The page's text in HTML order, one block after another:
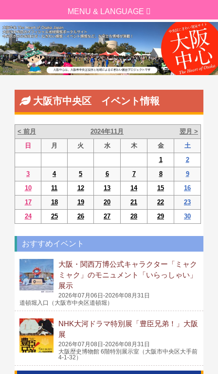
大阪市中央区 イベント情報
< 前月 2024年11月
翌月 >
日
月 火 水 木 金
土
1
2
3
4 5 6 7 8
9
10
11 12 13 14 15
16
17
18 19 20 21 22
23
24
25 26 27 28 29 30
おすすめイベント
大阪・関西万博公式キャラクター「ミャク
ミャク」のモニュメント「いらっしゃい」
展示
2026年07月06日-2026年08月31日
道頓堀入口（大阪市中央区道頓堀）
NHK大河ドラマ特別展「豊臣兄弟！」大阪
展
2026年07月08日-2026年08月31日
大阪歴史博物館 6階特別展示室（大阪市中央区大手前
4-1-32）